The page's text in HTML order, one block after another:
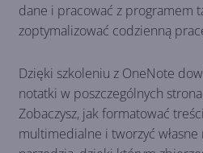
dane i pracować z programem
zoptymalizować codzienną
Dzięki szkoleniu z OneNote
notatki w poszczególnych
Zobaczysz, jak formatować
multimedialne i tworzyć własne